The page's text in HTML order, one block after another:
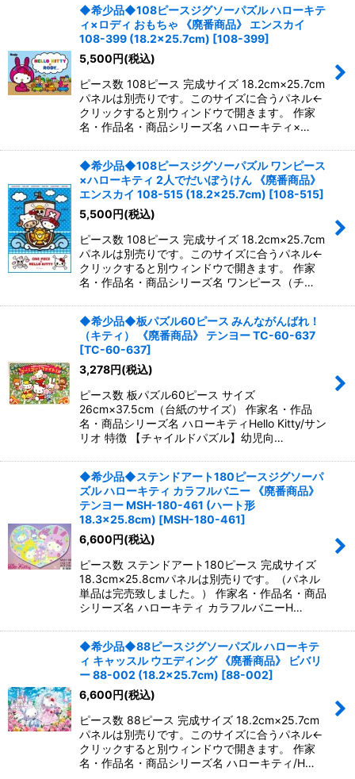
◆希少品◆108ピースジグソーパズル ハローキテ
ィ×ロディ おもちゃ 《廃番商品》 エンスカイ
108-399 (18.2×25.7cm) [108-399]
5,500円(税込)
ピース数 108ピース 完成サイズ 18.2cm×25.7cm
パネルは別売りです。このサイズに合うパネル←
クリックすると別ウィンドウで開きます。 作家
名・作品名・商品シリーズ名 ハローキティ×…
◆希少品◆108ピースジグソーパズル ワンピース
×ハローキティ 2人でだいぼうけん 《廃番商品》
エンスカイ 108-515 (18.2×25.7cm) [108-515]
5,500円(税込)
ピース数 108ピース 完成サイズ 18.2cm×25.7cm
パネルは別売りです。このサイズに合うパネル←
クリックすると別ウィンドウで開きます。 作家
名・作品名・商品シリーズ名 ワンピース（チ…
◆希少品◆板パズル60ピース みんながんばれ！
（キティ） 《廃番商品》 テンヨー TC-60-637
[TC-60-637]
3,278円(税込)
ピース数 板パズル60ピース サイズ
26cm×37.5cm（台紙のサイズ） 作家名・作品
名・商品シリーズ名 ハローキティHello Kitty/サン
リオ 特徴 【チャイルドパズル】幼児向…
◆希少品◆ステンドアート180ピースジグソーパ
ズル ハローキティ カラフルバニー 《廃番商品》
テンヨー MSH-180-461 (ハート形
18.3×25.8cm) [MSH-180-461]
6,600円(税込)
ピース数 ステンドアート180ピース 完成サイズ
18.3cm×25.8cmパネルは別売りです。（パネル
単品は完売致しました。） 作家名・作品名・商品
シリーズ名 ハローキティ カラフルバニーH…
◆希少品◆88ピースジグソーパズル ハローキテ
ィ キャッスル ウエディング 《廃番商品》 ビバリ
ー 88-002 (18.2×25.7cm) [88-002]
6,600円(税込)
ピース数 88ピース 完成サイズ 18.2cm×25.7cm
パネルは別売りです。このサイズに合うパネル←
クリックすると別ウィンドウで開きます。 作家
名・作品名・商品シリーズ名 ハローキティ/H…